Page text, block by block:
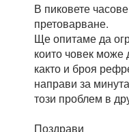
В пиковете
претоварване.
Ще опитаме да
които човек може
както и броя
направи за
този проблем в
Поздрави